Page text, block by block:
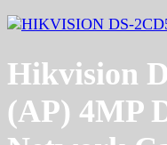
Hikvision
(AP) 4MP